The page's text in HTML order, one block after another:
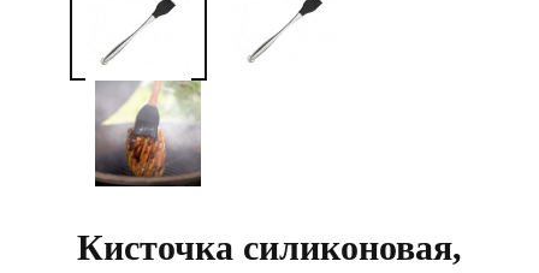
Кисточка силиконовая,